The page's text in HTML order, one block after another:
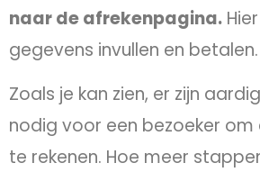
naar de afrekenpagina.
gegevens invullen en betalen.
Zoals je kan zien, er zijn
nodig voor een bezoeker
te rekenen. Hoe meer